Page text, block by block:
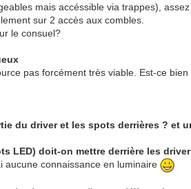
mais accéssible via trappes), assez
sur 2 accès aux combles.
le consuel?
pas forcément très viable. Est-ce bien
du driver et les spots derrières ? et
LED) doit-on mettre derrière les
aucune connaissance en luminaire